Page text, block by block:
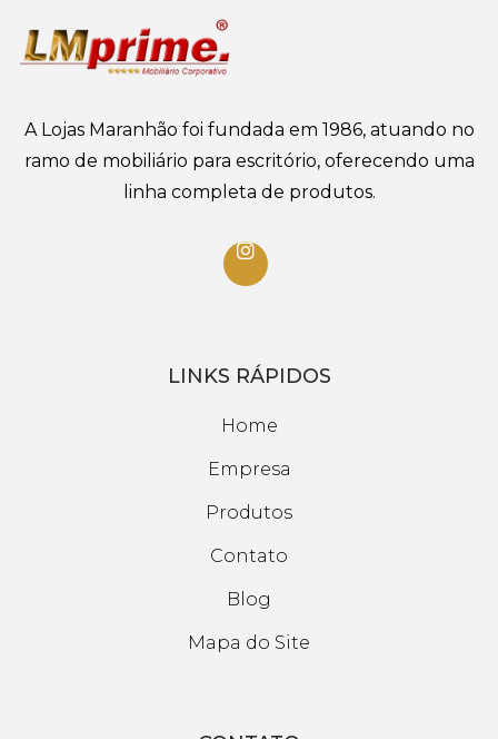
A Lojas Maranhão foi fundada em 1986, atuando no
ramo de mobiliário para escritório, oferecendo uma
linha completa de produtos.
LINKS RÁPIDOS
Home
Empresa
Produtos
Contato
Blog
Mapa do Site